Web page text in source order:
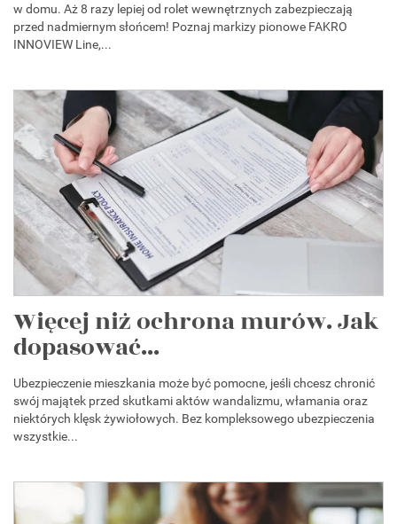
w domu. Aż 8 razy lepiej od rolet wewnętrznych zabezpieczają
przed nadmiernym słońcem! Poznaj markizy pionowe FAKRO
INNOVIEW Line,...
Więcej niż ochrona murów. Jak
dopasować...
Ubezpieczenie mieszkania może być pomocne, jeśli chcesz chronić
swój majątek przed skutkami aktów wandalizmu, włamania oraz
niektórych klęsk żywiołowych. Bez kompleksowego ubezpieczenia
wszystkie...